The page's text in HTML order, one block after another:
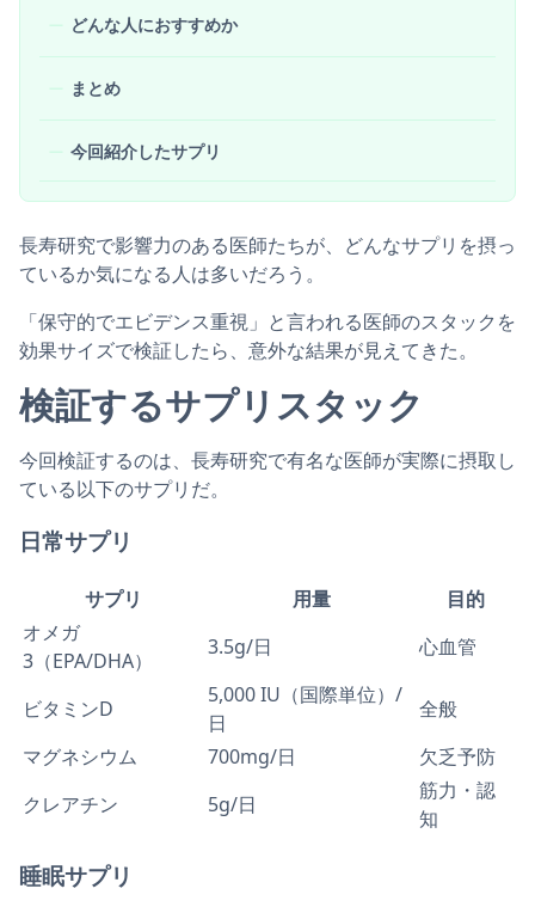
どんな人におすすめか
まとめ
今回紹介したサプリ
長寿研究で影響力のある医師たちが、どんなサプリを摂っ
ているか気になる人は多いだろう。
「保守的でエビデンス重視」と言われる医師のスタックを
効果サイズで検証したら、意外な結果が見えてきた。
検証するサプリスタック
今回検証するのは、長寿研究で有名な医師が実際に摂取し
ている以下のサプリだ。
日常サプリ
サプリ 用量
目的
オメガ
3（EPA/DHA）
3.5g/日 心血管
ビタミンD
5,000 IU（国際単位）/
日
全般
マグネシウム
700mg/日
欠乏予防
クレアチン
5g/日
筋力・認
知
睡眠サプリ